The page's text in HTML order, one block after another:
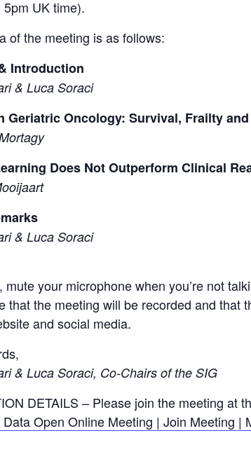
5pm UK time).
of the meeting is as follows:
Introduction
& Luca Soraci
Geriatric Oncology: Survival, Frailty
Does Not Outperform Clinical
& Luca Soraci
mute your microphone when you’re not
that the meeting will be recorded and
and social media.
& Luca Soraci, Co-Chairs of the SIG
DETAILS – Please join the meeting at
Open Online Meeting | Join Meeting |